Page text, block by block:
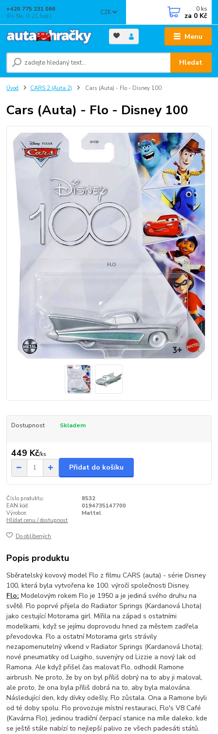
Menu
CZK
Hledat
+420 775 231 066
(Po-Ne, 9-21 hod.)
0 ks
za 0 Kč
Úvod CARS 2 (Auta 2) Cars (Auta) - Flo - Disney 100
Cars (Auta) - Flo - Disney 100
Dostupnost Skladem
449 Kč/ks
Přidat do košíku
Číslo produktu:
8532
EAN kód:
0194735147700
Výrobce:
Mattel
Hlídat cenu / dostupnost
Do oblíbených
Popis produktu
Sběratelský kovový model Flo z filmu CARS (auta) - série Disney
100, která byla vytvořena ke 100. výročí společnosti Disney.
Flo: Modelovým rokem Flo je 1950 a je jediná svého druhu na
světě. Flo poprvé přijela do Radiator Springs (Kardanová Lhota)
jako cestující Motorama girl. Mířila na západ s ostatními
modelkami, když se jejímu doprovodu hned za městem zadřela
převodovka. Flo a ostatní Motorama girls strávily
nezapomenutelný víkend v Radiator Springs (Kardanová Lhota);
nové pneumatiky od Luigiho, suvenýry od Lizzie a nový lak od
Ramona. Ale když přišel čas malovat Flo, odhodil Ramone
airbrush. Ne proto, že by on byl příliš dobrý na to aby ji maloval,
ale proto, že ona byla příliš dobrá na to, aby byla malována.
Následující den, kdy dívky odešly, Flo zůstala. Ona a Ramone byli
od té doby spolu. Flo provozuje místní restauraci, Flo's V8 Café
(Kavárna Flo), jedinou tradiční čerpací stanice na míle daleko, kde
se ještě stále nabízí to nejlepší palivo ze všech padesáti států.